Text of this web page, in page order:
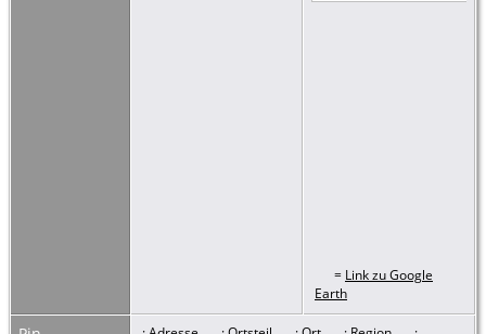
= Link zu Google
Earth